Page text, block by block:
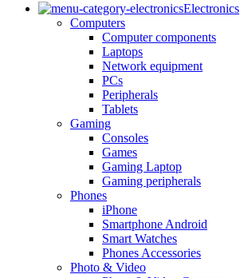
Electronics
Computers
Computer components
Laptops
Network equipment
PCs
Peripherals
Tablets
Gaming
Consoles
Games
Gaming Laptop
Gaming peripherals
Phones
iPhone
Smartphone Android
Smart Watches
Phones Accessories
Photo & Video